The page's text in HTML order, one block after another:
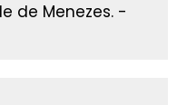
de Menezes. -